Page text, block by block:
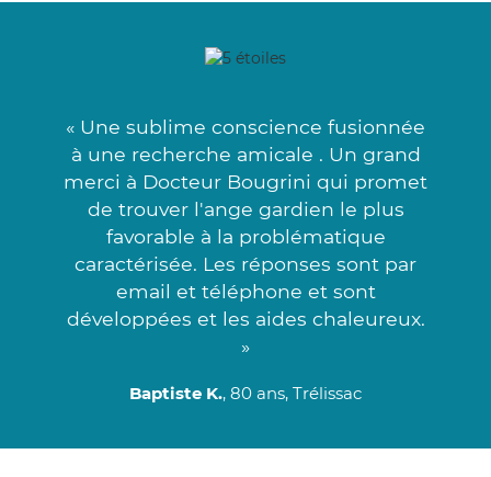
« Une sublime conscience fusionnée
à une recherche amicale . Un grand
merci à Docteur Bougrini qui promet
de trouver l'ange gardien le plus
favorable à la problématique
caractérisée. Les réponses sont par
email et téléphone et sont
développées et les aides chaleureux.
»
Baptiste K., 80 ans, Trélissac